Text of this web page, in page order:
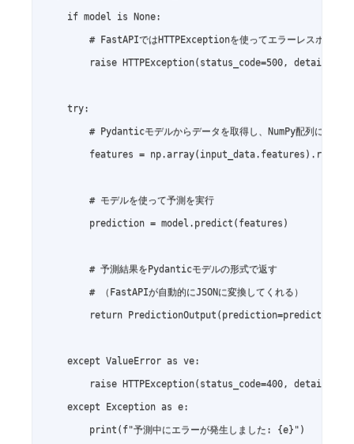
    if model is None:
# FastAPIではHTTPExceptionを使ってエラーレスポンスを
raise HTTPException(status_code=500, detail="モデ
    try:
        # Pydanticモデルからデータを取得し、NumPy配列に変換
features =
        # モデルを使って予測を実行
        prediction = model.predict(features)
        # 予測結果をPydanticモデルの形式で返す
        # （FastAPIが自動的にJSONに変換してくれる）
return
    except ValueError as ve:
raise HTTPException(status_code=400, detail=f"入
    except Exception as e:
        print(f"予測中にエラーが発生しました: {e}")